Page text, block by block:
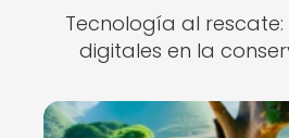
Tecnología al
digitales en la